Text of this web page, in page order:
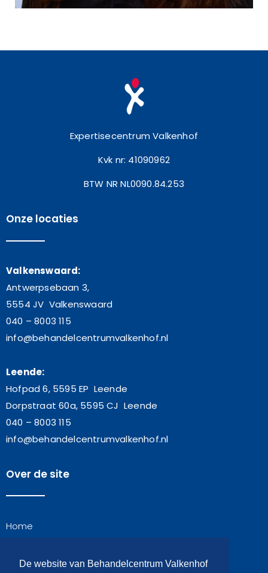
De website van Behandelcentrum Valkenhof
Expertisecentrum Valkenhof
Kvk nr: 41090962
BTW NR NL0090.84.253
Onze locaties
Valkenswaard:
Antwerpsebaan 3,
5554 JV Valkenswaard
040 – 8003 115
info@behandelcentrumvalkenhof.nl
Leende:
Hofpad 6, 5595 EP Leende
Dorpstraat 60a, 5595 CJ Leende
040 – 8003 115
info@behandelcentrumvalkenhof.nl
Over de site
Home
Contact